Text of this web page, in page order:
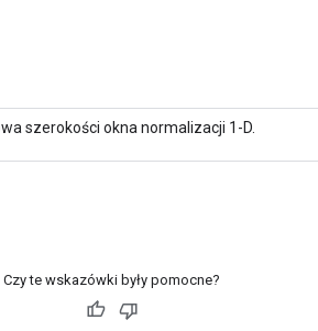
szerokości okna normalizacji 1-D.
Czy te wskazówki były pomocne?